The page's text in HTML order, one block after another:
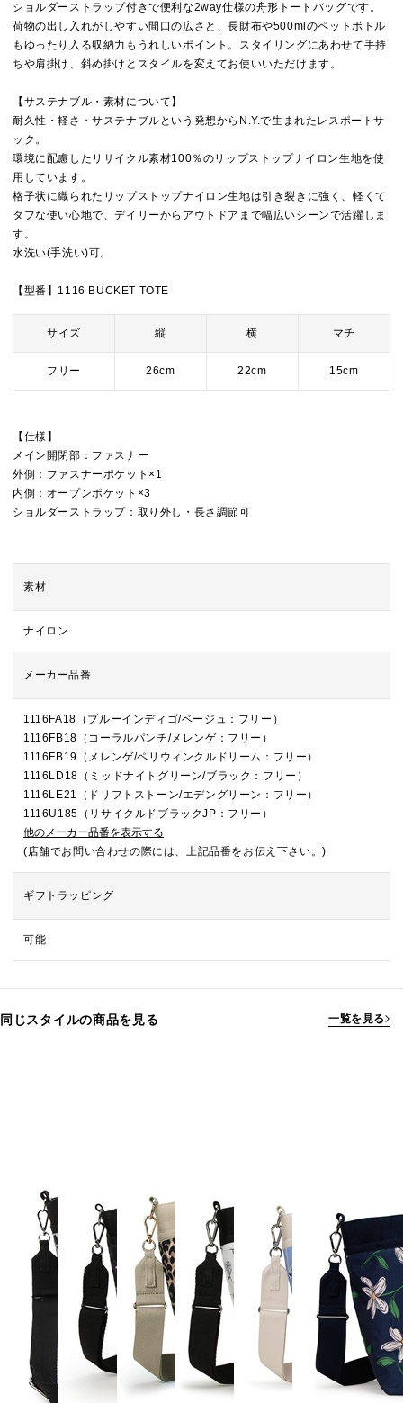
ショルダーストラップ付きで便利な2way仕様の舟形トートバッグです。
荷物の出し入れがしやすい間口の広さと、長財布や500mlのペットボトル
もゆったり入る収納力もうれしいポイント。スタイリングにあわせて手持
ちや肩掛け、斜め掛けとスタイルを変えてお使いいただけます。
【サステナブル・素材について】
耐久性・軽さ・サステナブルという発想からN.Y.で生まれたレスポートサ
ック。
環境に配慮したリサイクル素材100％のリップストップナイロン生地を使
用しています。
格子状に織られたリップストップナイロン生地は引き裂きに強く、軽くて
タフな使い心地で、デイリーからアウトドアまで幅広いシーンで活躍しま
す。
水洗い(手洗い)可。
【型番】1116 BUCKET TOTE
サイズ 縦 横 マチ
フリー 26cm 22cm 15cm
【仕様】
メイン開閉部：ファスナー
外側：ファスナーポケット×1
内側：オープンポケット×3
ショルダーストラップ：取り外し・長さ調節可
素材
ナイロン
メーカー品番
1116FA18（ブルーインディゴ/ベージュ：フリー）
1116FB18（コーラルパンチ/メレンゲ：フリー）
1116FB19（メレンゲ/ペリウィンクルドリーム：フリー）
1116LD18（ミッドナイトグリーン/ブラック：フリー）
1116LE21（ドリフトストーン/エデングリーン：フリー）
1116U185（リサイクルドブラックJP：フリー）
他のメーカー品番を表示する
(店舗でお問い合わせの際には、上記品番をお伝え下さい。)
ギフトラッピング
可能
同じスタイルの商品を見る 一覧を見る